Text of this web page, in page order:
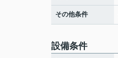
その他条件
設備条件